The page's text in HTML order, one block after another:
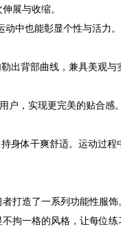
展与收缩。
中也能彰显个性与活力
出背部曲线，兼具美观
户，实现更完美的贴合
身体干爽舒适。运动过
打造了一系列功能性服
拘一格的风格，让每位练